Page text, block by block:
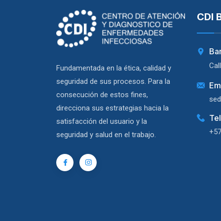
Fundamentada en la ética, calidad y
seguridad de sus procesos. Para la
consecución de estos fines,
direcciona sus estrategias hacia la
satisfacción del usuario y la
seguridad y salud en el trabajo.
CDI